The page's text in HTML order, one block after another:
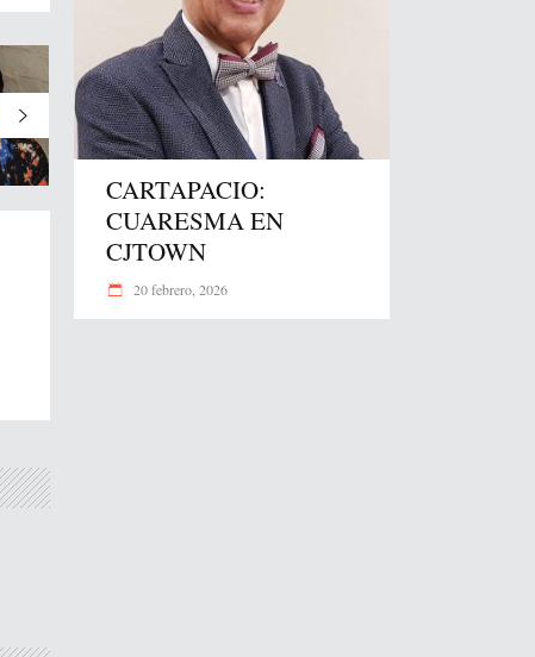
CARTAPACIO:
CUARESMA EN
CJTOWN
20 febrero, 2026